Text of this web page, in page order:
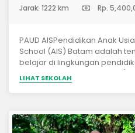
Jarak: 1222 km Rp.
PAUD AISPendidikan Anak
School (AIS) Batam adalah
belajar di lingkungan
kelompok belajar, yaitu KB (
Taman Kanak-Kanak ) AIS.
3,5 tahun hingga usia 5,5
bersama teman-teman
mengenal huruf, membaca,
LIHAT SEKOLAH